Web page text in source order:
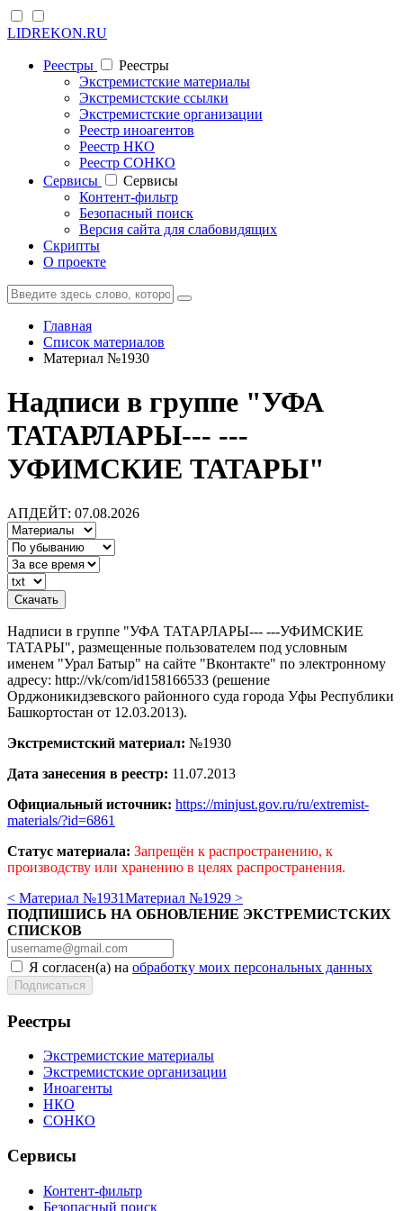
LIDREKON.RU
Реестры
Реестры
Экстремистские материалы
Экстремистские ссылки
Экстремистские организации
Реестр иноагентов
Реестр НКО
Реестр СОНКО
Cервисы
Cервисы
Контент-фильтр
Безопасный поиск
Версия сайта для слабовидящих
Скрипты
О проекте
Главная
Список материалов
Материал №1930
Надписи в группе "УФА
ТАТАРЛАРЫ--- ---
УФИМСКИЕ ТАТАРЫ"
АПДЕЙТ: 07.08.2026
Надписи в группе "УФА ТАТАРЛАРЫ--- ---УФИМСКИЕ
ТАТАРЫ", размещенные пользователем под условным
именем "Урал Батыр" на сайте "Вконтакте" по электронному
адресу: http://vk/com/id158166533 (решение
Орджоникидзевского районного суда города Уфы Республики
Башкортостан от 12.03.2013).
Экстремистский материал: №1930
Дата занесения в реестр: 11.07.2013
Официальный источник: https://minjust.gov.ru/ru/extremist-
materials/?id=6861
Статус материала: Запрещён к распространению, к
производству или хранению в целях распространения.
< Материал №1931Материал №1929 >
ПОДПИШИСЬ НА ОБНОВЛЕНИЕ ЭКСТРЕМИСТСКИХ
СПИСКОВ
Я согласен(а) на обработку моих персональных данных
Реестры
Экстремистские материалы
Экстремистские организации
Иноагенты
НКО
СОНКО
Сервисы
Контент-фильтр
Безопасный поиск